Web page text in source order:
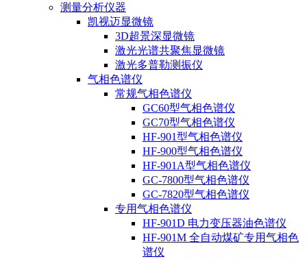
测量分析仪器
凯视迈显微镜
3D超景深显微镜
激光光谱共聚焦显微镜
激光多普勒测振仪
气相色谱仪
常规气相色谱仪
GC60型气相色谱仪
GC70型气相色谱仪
HF-901型气相色谱仪
HF-900型气相色谱仪
HF-901A型气相色谱仪
GC-7800型气相色谱仪
GC-7820型气相色谱仪
专用气相色谱仪
HF-901D 电力变压器油色谱仪
HF-901M 全自动煤矿专用气相色
谱仪